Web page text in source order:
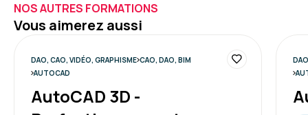
NOS AUTRES FORMATIONS
Vous aimerez aussi
DAO, CAO, VIDÉO, GRAPHISME CAO, DAO, BIM
AUTOCAD
AutoCAD 3D -